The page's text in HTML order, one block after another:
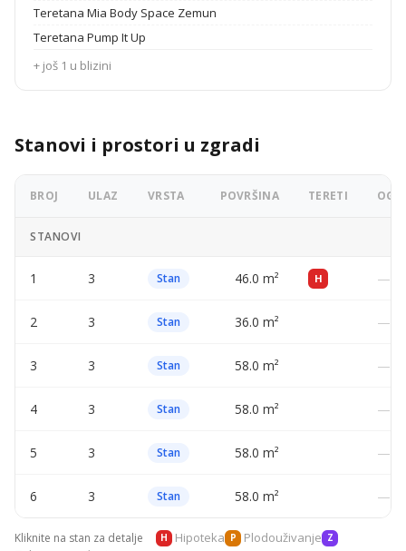
Teretana Mia Body Space Zemun
Teretana Pump It Up
+ još 1 u blizini
Stanovi i prostori u zgradi
BROJ ULAZ VRSTA POVRŠINA TERETI
STANOVI
1 3 Stan 46.0 m² H —
2 3 Stan 36.0 m² —
3 3 Stan 58.0 m² —
4 3 Stan 58.0 m² —
5 3 Stan 58.0 m² —
6 3 Stan 58.0 m² —
Kliknite na stan za detalje H Hipoteka P Plodouživanje Z